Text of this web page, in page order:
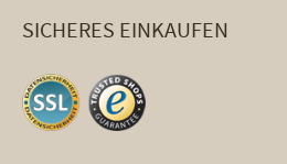
SICHERES EINKAUFEN